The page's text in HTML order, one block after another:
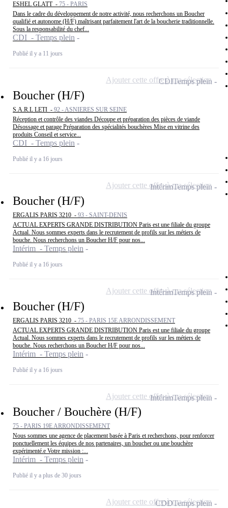
ESHEL GLATT - 75 - PARIS
Dans le cadre du développement de notre activité, nous recherchons un Boucher
qualifié et autonome (H/F) maîtrisant parfaitement l'art de la boucherie traditionnelle.
Sous la responsabilité du chef...
CDI - Temps plein
Publié il y a 11 jours
Boucher (H/F)
S.A.R.L LETI - 92 - ASNIERES SUR SEINE
Réception et contrôle des viandes Découpe et préparation des pièces de viande
Désossage et parage Préparation des spécialités bouchères Mise en vitrine des
produits Conseil et service...
CDI - Temps plein
Publié il y a 16 jours
CDITemps plein
Ajouter cette offre à ma sélection
Boucher (H/F)
ERGALIS PARIS 3210 - 93 - SAINT-DENIS
ACTUAL EXPERTS GRANDE DISTRIBUTION Paris est une filiale du groupe
Actual. Nous sommes experts dans le recrutement de profils sur les métiers de
bouche. Nous recherchons un Boucher H/F pour nos...
Intérim - Temps plein
Publié il y a 16 jours
IntérimTemps plein
Ajouter cette offre à ma sélection
Boucher (H/F)
ERGALIS PARIS 3210 - 75 - PARIS 15E ARRONDISSEMENT
ACTUAL EXPERTS GRANDE DISTRIBUTION Paris est une filiale du groupe
Actual. Nous sommes experts dans le recrutement de profils sur les métiers de
bouche. Nous recherchons un Boucher H/F pour nos...
Intérim - Temps plein
Publié il y a 16 jours
IntérimTemps plein
Ajouter cette offre à ma sélection
Boucher / Bouchère (H/F)
75 - PARIS 19E ARRONDISSEMENT
Nous sommes une agence de placement basée à Paris et recherchons, pour renforcer
ponctuellement les équipes de nos partenaires, un boucher ou une bouchère
expérimenté.e Votre mission :...
Intérim - Temps plein
Publié il y a plus de 30 jours
IntérimTemps plein
Ajouter cette offre à ma sélection
CDDTemps plein
Ajouter cette offre à ma sélection